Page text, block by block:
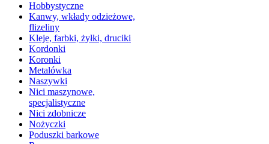
Hobbystyczne
Kanwy, wkłady odzieżowe,
flizeliny
Kleje, farbki, żyłki, druciki
Kordonki
Koronki
Metalówka
Naszywki
Nici maszynowe,
specjalistyczne
Nici zdobnicze
Nożyczki
Poduszki barkowe